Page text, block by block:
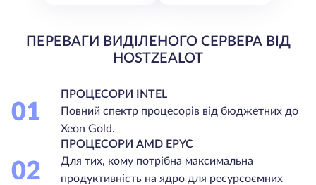
ПЕРЕВАГИ ВИДІЛЕНОГО СЕРВЕРА ВІД
HOSTZEALOT
01
ПРОЦЕСОРИ INTEL
Повний спектр процесорів від бюджетних до
Xeon Gold.
02
ПРОЦЕСОРИ AMD EPYC
Для тих, кому потрібна максимальна
продуктивність на ядро для ресурсоємних